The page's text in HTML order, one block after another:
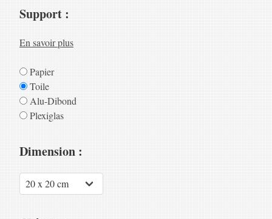
Support :
En savoir plus
Papier
Toile
Alu-Dibond
Plexiglas
Dimension :